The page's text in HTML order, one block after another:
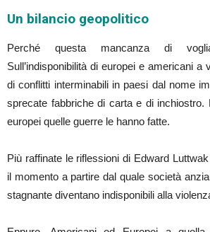
Un bilancio geopolitico
Perché questa mancanza di
Sull’indisponibilità di europei e americani
di conflitti interminabili in paesi dal nome
sprecate fabbriche di carta e di inchiostro.
europei quelle guerre le hanno fatte.
Più raffinate le riflessioni di Edward Luttwak
il momento a partire dal quale società
stagnante diventano indisponibili alla